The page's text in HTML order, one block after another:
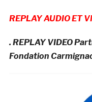
REPLAY AUDIO ET
. REPLAY VIDEO
Fondation